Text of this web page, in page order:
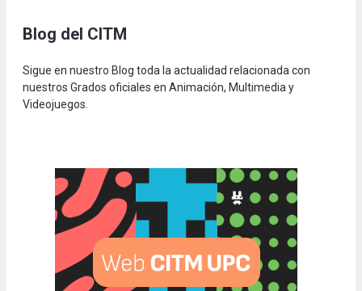
Blog del CITM
Sigue en nuestro Blog toda la actualidad relacionada con
nuestros Grados oficiales en Animación, Multimedia y
Videojuegos.